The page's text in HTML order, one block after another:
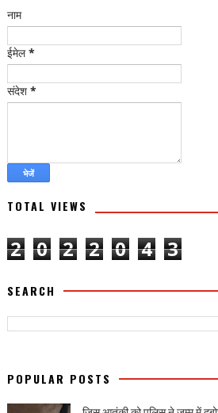
नाम
ईमेल*
संदेश *
TOTAL VIEWS
2 0 2 2 0 4 3
SEARCH
POPULAR POSTS